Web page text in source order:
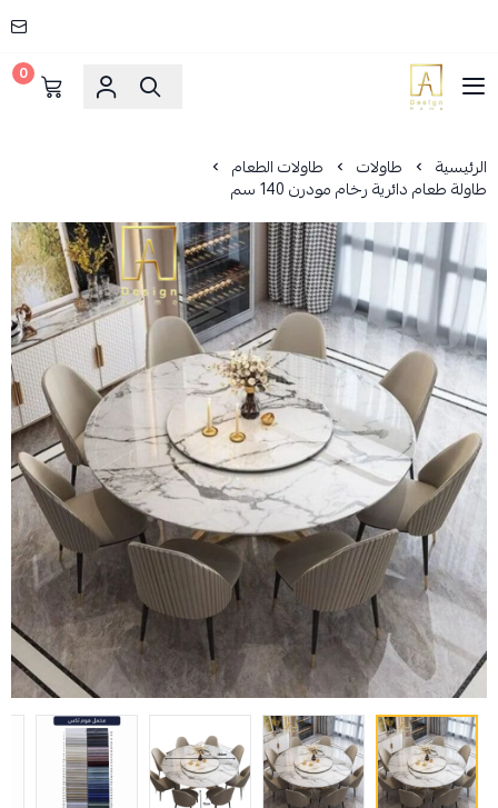
AD HOME
0
الرئيسية طاولات طاولات الطعام
طاولة طعام دائرية رخام مودرن 140 سم